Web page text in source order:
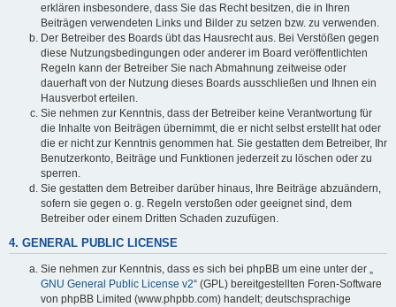
erklären insbesondere, dass Sie das Recht besitzen, die in Ihren
Beiträgen verwendeten Links und Bilder zu setzen bzw. zu verwenden.
Der Betreiber des Boards übt das Hausrecht aus. Bei Verstößen gegen
diese Nutzungsbedingungen oder anderer im Board veröffentlichten
Regeln kann der Betreiber Sie nach Abmahnung zeitweise oder
dauerhaft von der Nutzung dieses Boards ausschließen und Ihnen ein
Hausverbot erteilen.
Sie nehmen zur Kenntnis, dass der Betreiber keine Verantwortung für
die Inhalte von Beiträgen übernimmt, die er nicht selbst erstellt hat oder
die er nicht zur Kenntnis genommen hat. Sie gestatten dem Betreiber, Ihr
Benutzerkonto, Beiträge und Funktionen jederzeit zu löschen oder zu
sperren.
Sie gestatten dem Betreiber darüber hinaus, Ihre Beiträge abzuändern,
sofern sie gegen o. g. Regeln verstoßen oder geeignet sind, dem
Betreiber oder einem Dritten Schaden zuzufügen.
4. GENERAL PUBLIC LICENSE
Sie nehmen zur Kenntnis, dass es sich bei phpBB um eine unter der „
GNU General Public License v2“ (GPL) bereitgestellten Foren-Software
von phpBB Limited (www.phpbb.com) handelt; deutschsprachige